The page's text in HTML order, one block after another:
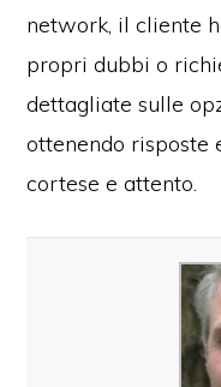
network, il cliente
propri dubbi o
dettagliate sulle
ottenendo risposte
cortese e attento.